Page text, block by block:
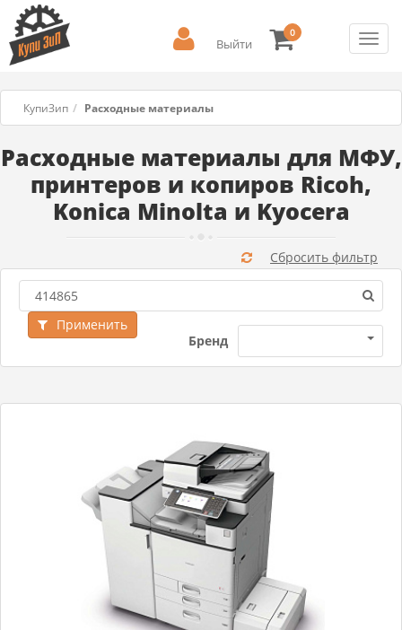
Выйти
0
КупиЗип Расходные материалы
Расходные материалы для МФУ,
принтеров и копиров Ricoh,
Konica Minolta и Kyocera
Бренд
Применить
Сбросить фильтр